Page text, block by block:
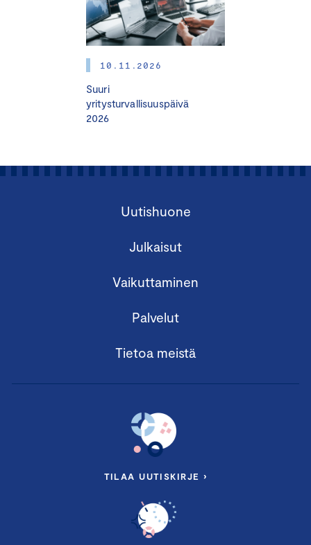
Hiilijalanjälki laskettu -merkki
Ilmastoyhteisö
Ihmisoikeussitoumus
Whistleblowing-Ilmoituskanava
10.11.2026
Suuri
yritysturvallisuuspäivä
2026
Uutishuone
Julkaisut
Vaikuttaminen
Palvelut
Tietoa meistä
TILAA UUTISKIRJE ›